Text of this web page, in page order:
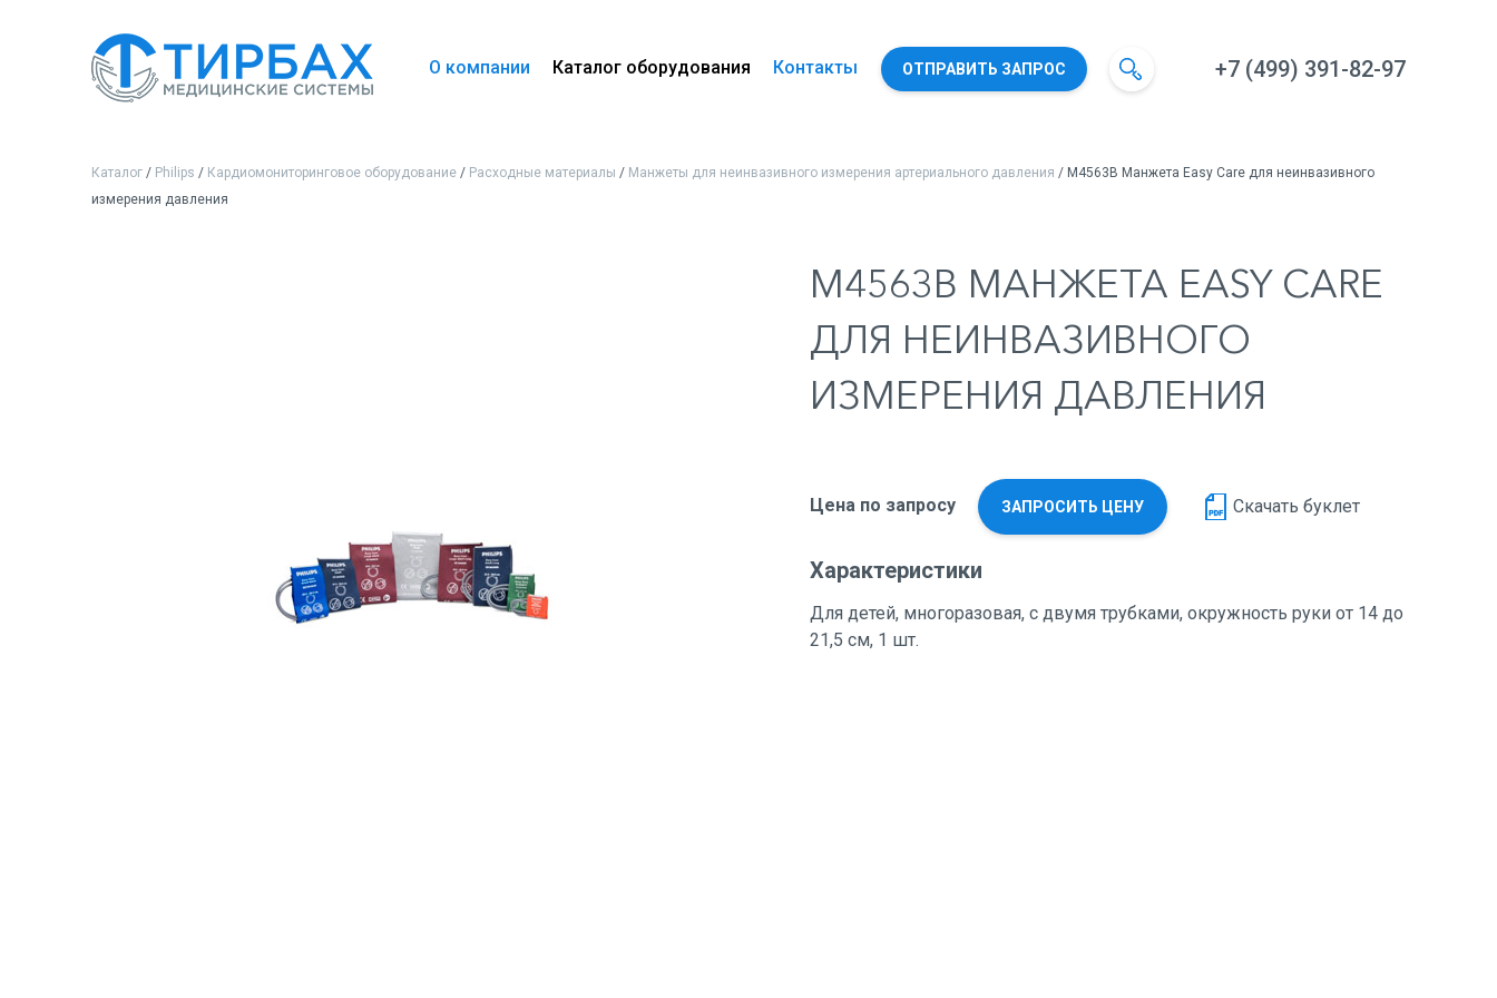
+7 (499) 391-82-97
О компании Каталог оборудования Контакты ОТПРАВИТЬ ЗАПРОС
Каталог / Philips / Кардиомониторинговое оборудование / Расходные материалы / Манжеты для неинвазивного измерения артериального давления / M4563B Манжета Easy Care для неинвазивного
измерения давления
M4563B МАНЖЕТА EASY CARE
ДЛЯ НЕИНВАЗИВНОГО
ИЗМЕРЕНИЯ ДАВЛЕНИЯ
Цена по запросу ЗАПРОСИТЬ ЦЕНУ Скачать буклет
Характеристики
Для детей, многоразовая, с двумя трубками, окружность руки от 14 до
21,5 см, 1 шт.